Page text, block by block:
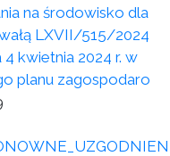
na środowisko dla
LXVII/515/2024
kwietnia 2024 r. w
planu zagospodaro